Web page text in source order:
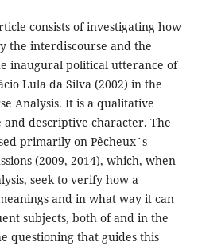
consists of investigating how
the interdiscourse and the
inaugural political utterance of
Lula da Silva (2002) in the
Analysis. It is a qualitative
descriptive character. The
primarily on Pêcheux´s
(2009, 2014), which, when
seek to verify how a
and in what way it can
subjects, both of and in the
questioning that guides this